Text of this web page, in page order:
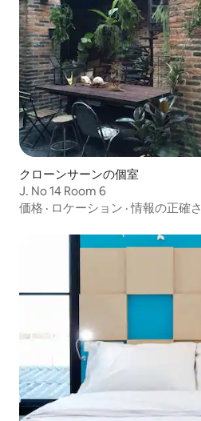
クローンサーンの個室
J. No 14 Room 6
価格 · ロケーション ·情報の正確さ